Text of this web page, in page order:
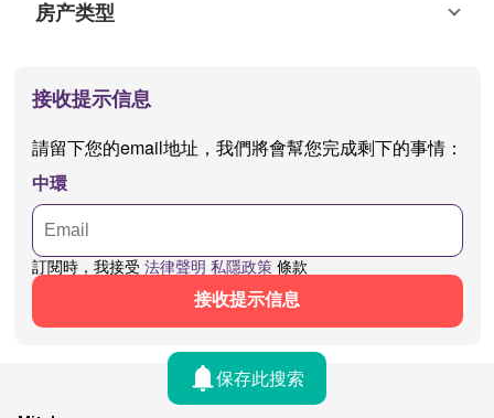
房产类型
接收提示信息
請留下您的email地址，我們將會幫您完成剩下的事情：
中環
訂閱時，我接受 法律聲明 私隱政策條款
接收提示信息
保存此搜索